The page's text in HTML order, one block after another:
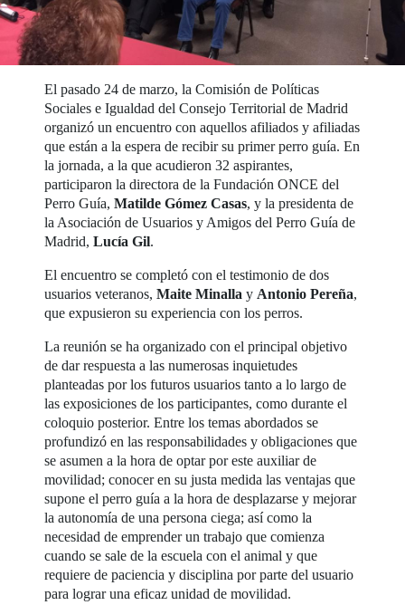
El pasado 24 de marzo, la Comisión de Políticas
Sociales e Igualdad del Consejo Territorial de Madrid
organizó un encuentro con aquellos afiliados y afiliadas
que están a la espera de recibir su primer perro guía. En
la jornada, a la que acudieron 32 aspirantes,
participaron la directora de la Fundación ONCE del
Perro Guía,Matilde Gómez Casas, y la presidenta de
la Asociación de Usuarios y Amigos del Perro Guía de
Madrid,Lucía Gil.
El encuentro se completó con el testimonio de dos
usuarios veteranos, Maite Minalla y Antonio Pereña,
que expusieron su experiencia con los perros.
La reunión se ha organizado con el principal objetivo
de dar respuesta a las numerosas inquietudes
planteadas por los futuros usuarios tanto a lo largo de
las exposiciones de los participantes, como durante el
coloquio posterior. Entre los temas abordados se
profundizó en las responsabilidades y obligaciones que
se asumen a la hora de optar por este auxiliar de
movilidad; conocer en su justa medida las ventajas que
supone el perro guía a la hora de desplazarse y mejorar
la autonomía de una persona ciega; así como la
necesidad de emprender un trabajo que comienza
cuando se sale de la escuela con el animal y que
requiere de paciencia y disciplina por parte del usuario
para lograr una eficaz unidad de movilidad.